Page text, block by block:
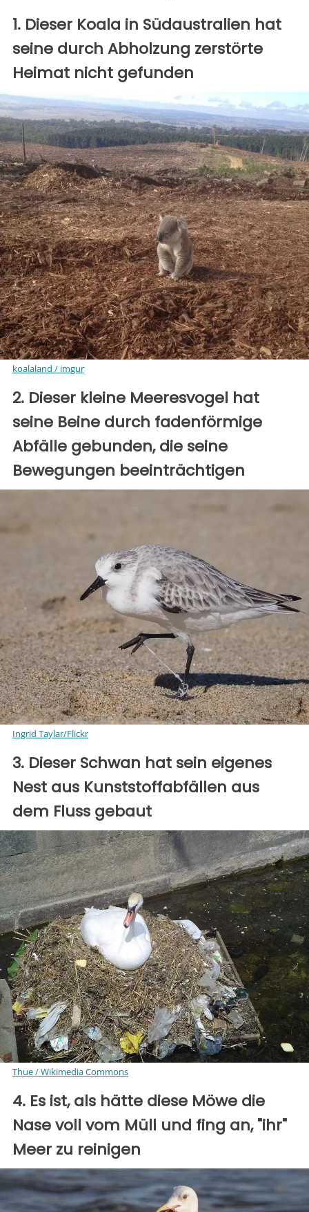
1. Dieser Koala in Südaustralien hat
seine durch Abholzung zerstörte
Heimat nicht gefunden
koalaland / imgur
2. Dieser kleine Meeresvogel hat
seine Beine durch fadenförmige
Abfälle gebunden, die seine
Bewegungen beeinträchtigen
Ingrid Taylar/Flickr
3. Dieser Schwan hat sein eigenes
Nest aus Kunststoffabfällen aus
dem Fluss gebaut
Thue / Wikimedia Commons
4. Es ist, als hätte diese Möwe die
Nase voll vom Müll und fing an, "ihr"
Meer zu reinigen